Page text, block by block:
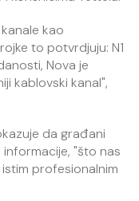
kao
to potvrdjuju: N1
Nova je
kablovski kanal",
da građani
"što nas
profesionalnim